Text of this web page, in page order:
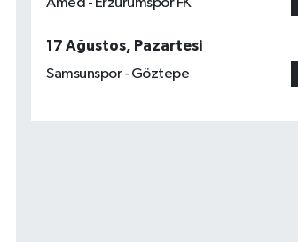
Amed - Erzurumspor FK
17 Ağustos, Pazartesi
Samsunspor - Göztepe